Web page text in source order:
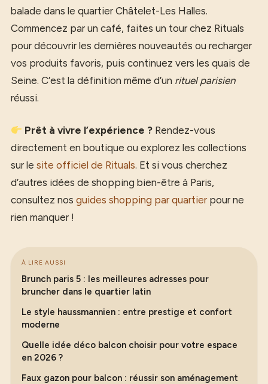
balade dans le quartier Châtelet-Les Halles.
Commencez par un café, faites un tour chez Rituals
pour découvrir les dernières nouveautés ou recharger
vos produits favoris, puis continuez vers les quais de
Seine. C’est la définition même d’un rituel parisien
réussi.
Prêt à vivre l’expérience ? Rendez-vous
directement en boutique ou explorez les collections
sur le site officiel de Rituals. Et si vous cherchez
d’autres idées de shopping bien-être à Paris,
consultez nos guides shopping par quartier pour ne
rien manquer !
À LIRE AUSSI
Brunch paris 5 : les meilleures adresses pour
bruncher dans le quartier latin
Le style haussmannien : entre prestige et confort
moderne
Quelle idée déco balcon choisir pour votre espace
en 2026 ?
Faux gazon pour balcon : réussir son aménagement